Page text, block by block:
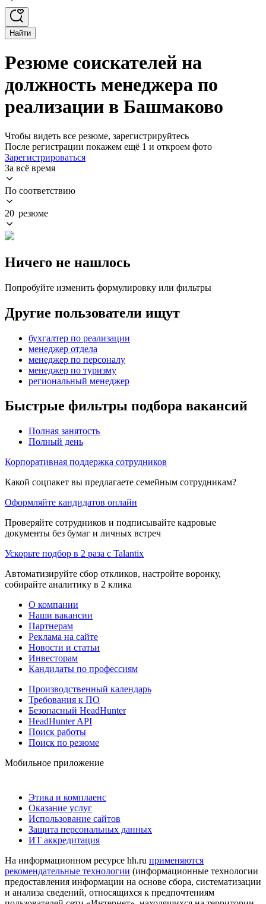
Найти
Резюме соискателей на
должность менеджера по
реализации в Башмаково
Чтобы видеть все резюме, зарегистрируйтесь
После регистрации покажем ещё 1 и откроем фото
Зарегистрироваться
За всё время
По соответствию
20 резюме
Ничего не нашлось
Попробуйте изменить формулировку или фильтры
Другие пользователи ищут
бухгалтер по реализации
менеджер отдела
менеджер по персоналу
менеджер по туризму
региональный менеджер
Быстрые фильтры подбора вакансий
Полная занятость
Полный день
Корпоративная поддержка сотрудников
Какой соцпакет вы предлагаете семейным сотрудникам?
Оформляйте кандидатов онлайн
Проверяйте сотрудников и подписывайте кадровые
документы без бумаг и личных встреч
Ускорьте подбор в 2 раза с Talantix
Автоматизируйте сбор откликов, настройте воронку,
собирайте аналитику в 2 клика
О компании
Наши вакансии
Партнерам
Реклама на сайте
Новости и статьи
Инвесторам
Кандидаты по профессиям
Производственный календарь
Требования к ПО
Безопасный HeadHunter
HeadHunter API
Поиск работы
Поиск по резюме
Мобильное приложение
Этика и комплаенс
Оказание услуг
Использование сайтов
Защита персональных данных
ИТ аккредитация
На информационном ресурсе hh.ru применяются
рекомендательные технологии (информационные технологии
предоставления информации на основе сбора, систематизации
и анализа сведений, относящихся к предпочтениям